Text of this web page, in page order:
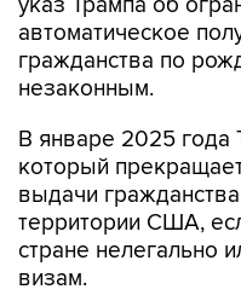
указ Трампа об
автоматическое
гражданства по
незаконным.
В январе 2025 года
который
выдачи
территории США,
стране нелегально
визам.